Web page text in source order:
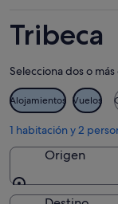
ago
ago
de
semana,
ago
-
16
ago
Tribeca
Selecciona dos o
Alojamientos Vuelos
1 habitación y 2
Origen
Origen